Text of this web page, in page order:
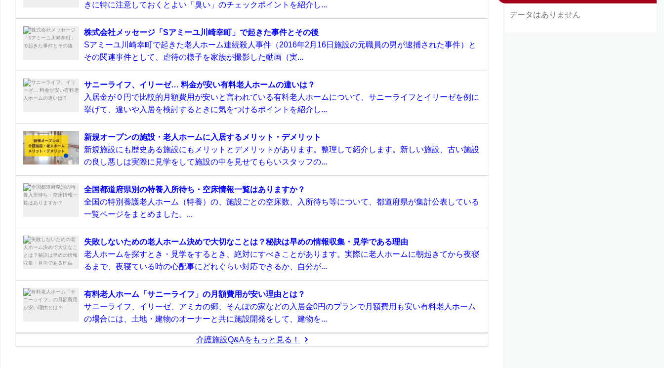
きに特に注意しておくとよい「臭い」のチェックポイントを紹介し...
株式会社メッセージ「Sアミーユ川崎幸町」で起きた事件とその後
Sアミーユ川崎幸町で起きた老人ホーム連続殺人事件（2016年2月16日施設の元職員の男が逮捕された事件）と
その関連事件として、虐待の様子を家族が撮影した動画（実...
サニーライフ、イリーゼ… 料金が安い有料老人ホームの違いは？
入居金が０円で比較的月額費用が安いと言われている有料老人ホームについて、サニーライフとイリーゼを例に
挙げて、違いや入居を検討するときに気をつけるポイントを紹介し...
新規オープンの施設・老人ホームに入居するメリット・デメリット
新規施設にも歴史ある施設にもメリットとデメリットがあります。整理して紹介します。新しい施設、古い施設
の良し悪しは実際に見学をして施設の中を見せてもらいスタッフの...
全国都道府県別の特養入所待ち・空床情報一覧はありますか？
全国の特別養護老人ホーム（特養）の、施設ごとの空床数、入所待ち等について、都道府県が集計公表している
一覧ページをまとめました。...
失敗しないための老人ホーム決めで大切なことは？秘訣は早めの情報収集・見学である理由
老人ホームを探すとき・見学をするとき、絶対にすべきことがあります。実際に老人ホームに朝起きてから夜寝
るまで、夜寝ている時の心配事にどれぐらい対応できるか、自分が...
有料老人ホーム「サニーライフ」の月額費用が安い理由とは？
サニーライフ、イリーゼ、アミカの郷、そんぽの家などの入居金0円のプランで月額費用も安い有料老人ホーム
の場合には、土地・建物のオーナーと共に施設開発をして、建物を...
介護施設Q&Aをもっと見る！
データはありません